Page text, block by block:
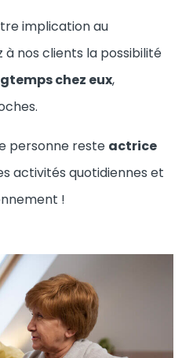
implication au
à nos clients la possibilité
chez eux,
personne reste actrice
activités quotidiennes et
!